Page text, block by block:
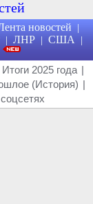
новостей |
| ЛНР | США |
Итоги 2025 года |
(История) |